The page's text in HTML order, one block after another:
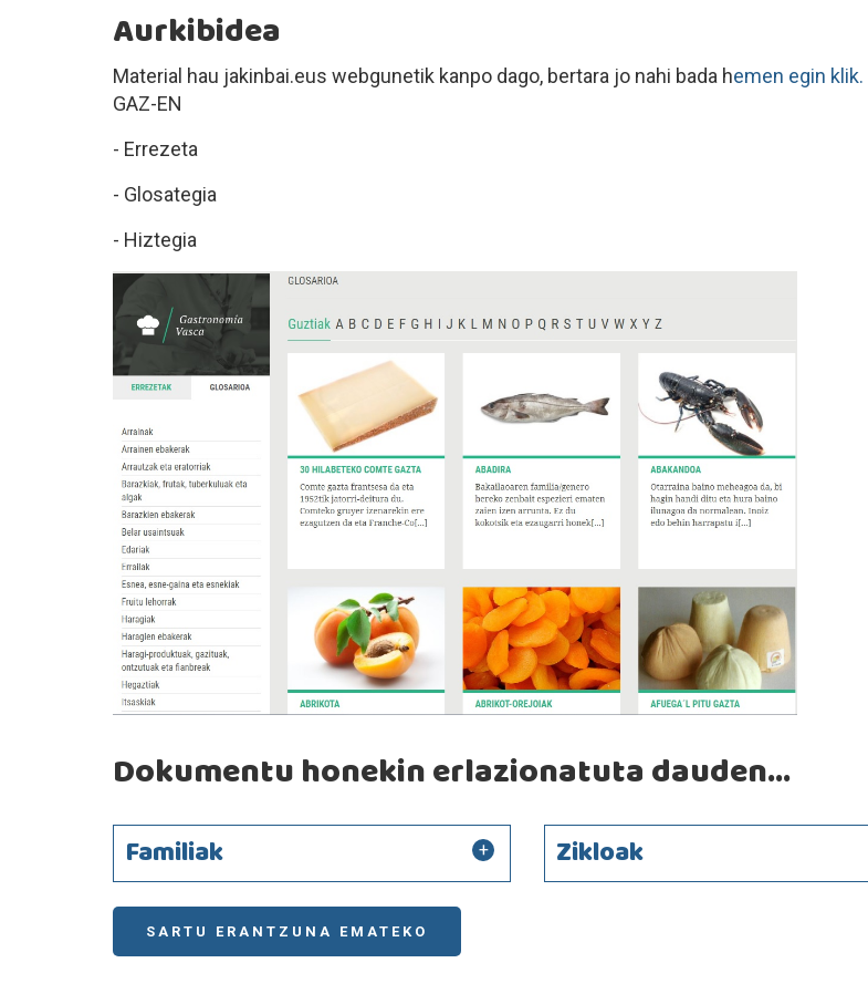
Aurkibidea
Material hau jakinbai.eus webgunetik kanpo dago, bertara jo nahi bada hemen egin klik.
GAZ-EN
- Errezeta
- Glosategia
- Hiztegia
Dokumentu honekin erlazionatuta dauden...
Familiak Zikloak
SARTU ERANTZUNA EMATEKO